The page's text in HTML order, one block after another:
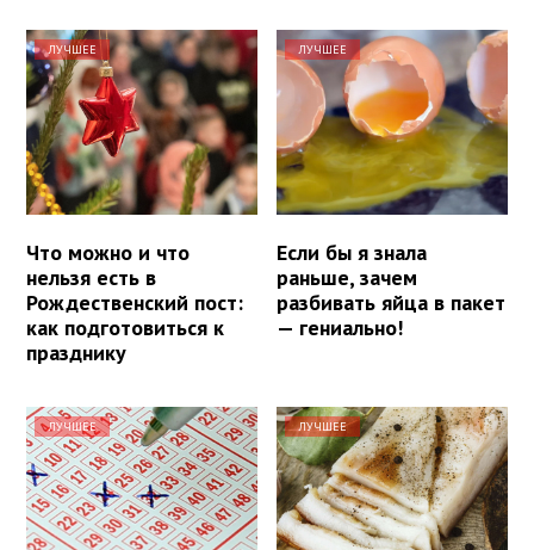
ЛУЧШЕЕ
Что можно и что
нельзя есть в
Рождественский пост:
как подготовиться к
празднику
ЛУЧШЕЕ
Если бы я знала
раньше, зачем
разбивать яйца в пакет
— гениально!
ЛУЧШЕЕ ЛУЧШЕЕ